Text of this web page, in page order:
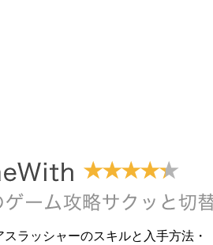
スラッシャーのスキルと入手方法・